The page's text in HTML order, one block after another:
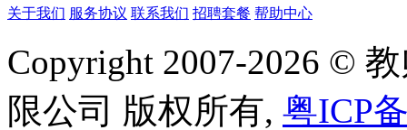
关于我们 服务协议 联系我们 招聘套餐 帮助中心
Copyright 2007-2026 ©
限公司 版权所有, 粤ICP